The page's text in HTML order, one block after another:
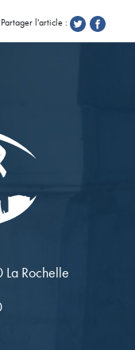
Partager l'article :
Rochelle